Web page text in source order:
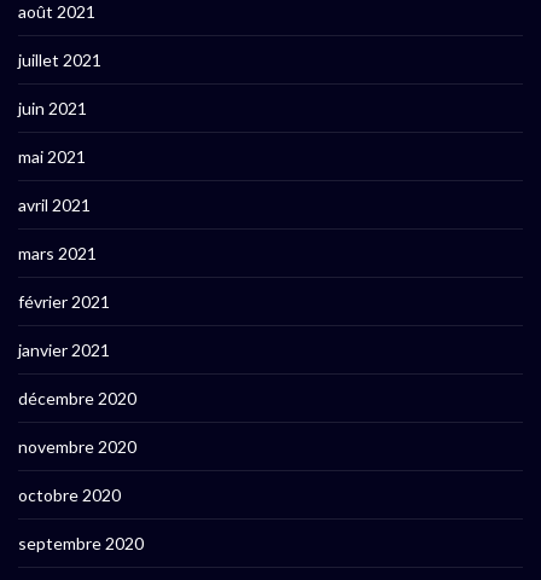
août 2021
juillet 2021
juin 2021
mai 2021
avril 2021
mars 2021
février 2021
janvier 2021
décembre 2020
novembre 2020
octobre 2020
septembre 2020